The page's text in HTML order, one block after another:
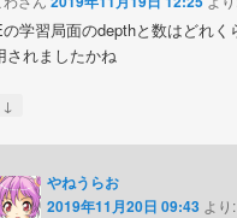
の学習局面のdepthと数はどれく
されましたかね
↓
やねうらお
2019年11月20日 09:43 より: